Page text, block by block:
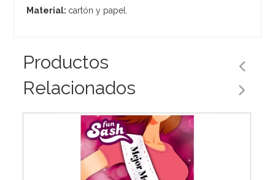
Material: cartón y papel.
Productos
Relacionados